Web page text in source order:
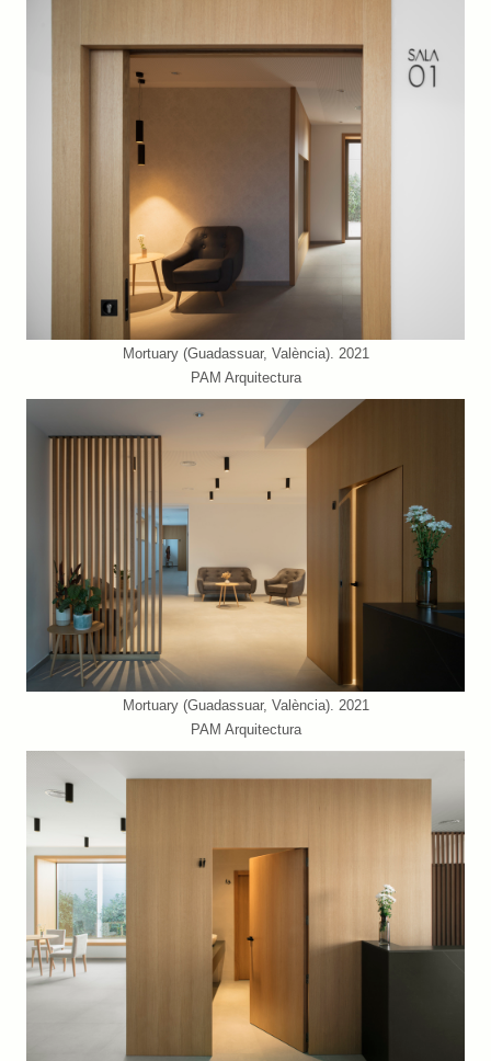
Mortuary (Guadassuar, València). 2021
PAM Arquitectura
Mortuary (Guadassuar, València). 2021
PAM Arquitectura